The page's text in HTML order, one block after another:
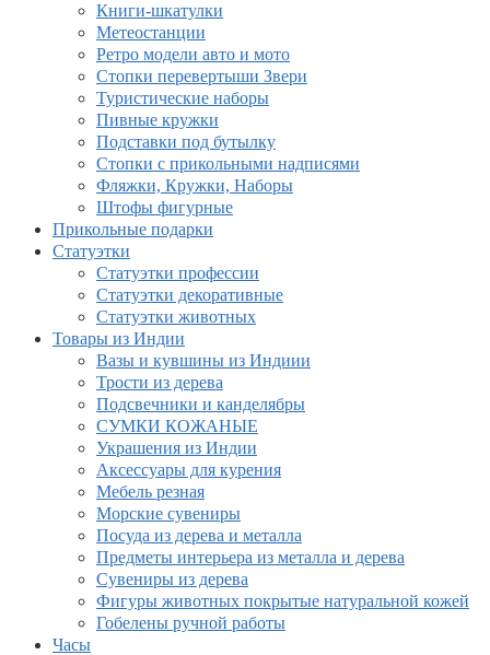
Книги-шкатулки
Метеостанции
Ретро модели авто и мото
Стопки перевертыши Звери
Туристические наборы
Пивные кружки
Подставки под бутылку
Стопки с прикольными надписями
Фляжки, Кружки, Наборы
Штофы фигурные
Прикольные подарки
Статуэтки
Статуэтки профессии
Статуэтки декоративные
Статуэтки животных
Товары из Индии
Вазы и кувшины из Индиии
Трости из дерева
Подсвечники и канделябры
СУМКИ КОЖАНЫЕ
Украшения из Индии
Аксессуары для курения
Мебель резная
Морские сувениры
Посуда из дерева и металла
Предметы интерьера из металла и дерева
Сувениры из дерева
Фигуры животных покрытые натуральной кожей
Гобелены ручной работы
Часы